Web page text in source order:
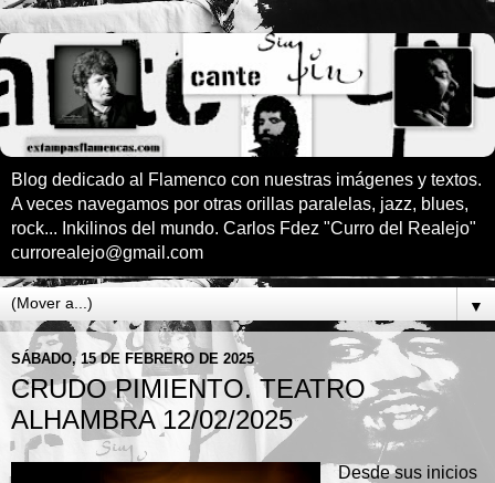
Blog dedicado al Flamenco con nuestras imágenes y textos.
A veces navegamos por otras orillas paralelas, jazz, blues,
rock... Inkilinos del mundo. Carlos Fdez "Curro del Realejo"
currorealejo@gmail.com
▼
SÁBADO, 15 DE FEBRERO DE 2025
CRUDO PIMIENTO. TEATRO
ALHAMBRA 12/02/2025
Desde sus inicios